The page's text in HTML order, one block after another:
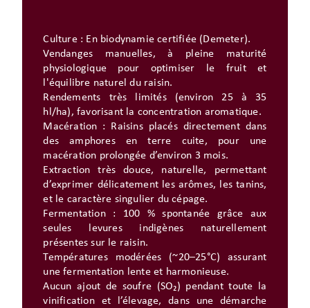
Culture : En biodynamie certifiée (Demeter).
Vendanges manuelles, à pleine maturité
physiologique pour optimiser le fruit et
l'équilibre naturel du raisin.
Rendements très limités (environ 25 à 35
hl/ha), favorisant la concentration aromatique.
Macération : Raisins placés directement dans
des amphores en terre cuite, pour une
macération prolongée d’environ 3 mois.
Extraction très douce, naturelle, permettant
d’exprimer délicatement les arômes, les tanins,
et le caractère singulier du cépage.
Fermentation : 100 % spontanée grâce aux
seules levures indigènes naturellement
présentes sur le raisin.
Températures modérées (~20–25°C) assurant
une fermentation lente et harmonieuse.
Aucun ajout de soufre (SO₂) pendant toute la
vinification et l’élevage, dans une démarche